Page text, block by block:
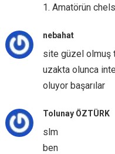
1. Amatörün
nebahat
site güzel olmuş
uzakta olunca
oluyor başarılar
Tolunay ÖZTÜRK
slm
ben